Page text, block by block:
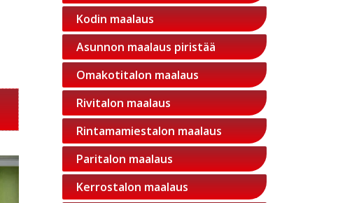
Kodin maalaus
Asunnon maalaus piristää
Omakotitalon maalaus
Rivitalon maalaus
Rintamamiestalon maalaus
Paritalon maalaus
Kerrostalon maalaus